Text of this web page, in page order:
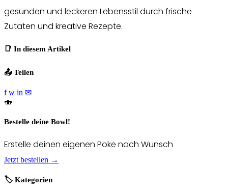
gesunden und leckeren Lebensstil durch frische
Zutaten und kreative Rezepte.
📑 In diesem Artikel
📤 Teilen
f w in ✉
🍣
Bestelle deine Bowl!
Erstelle deinen eigenen Poke nach Wunsch
Jetzt bestellen →
🏷️ Kategorien